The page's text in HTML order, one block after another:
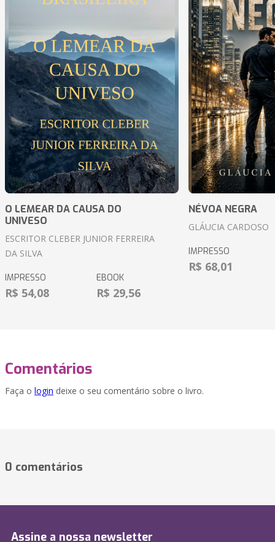
O LEMEAR DA CAUSA DO
UNIVESO
ESCRITOR CLEBER JUNIOR FERREIRA
DA SILVA
IMPRESSO
R$ 54,08
EBOOK
R$ 29,56
NÉVOA NEGRA
GLÁUCIA CARDOSO
IMPRESSO
R$ 68,01
Comentários
Faça o login deixe o seu comentário sobre o livro.
0 comentários
Assine a nossa newsletter